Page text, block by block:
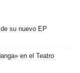
su nuevo EP
en el Teatro